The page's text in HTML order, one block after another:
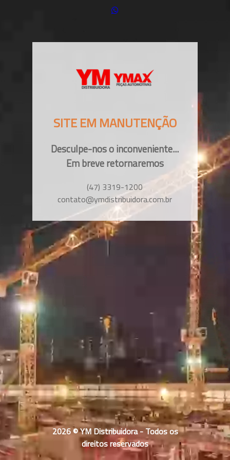
SITE EM MANUTENÇÃO
Desculpe-nos o inconveniente...
Em breve retornaremos
(47) 3319-1200
contato@ymdistribuidora.com.br
2026 © YM Distribuidora - Todos os
direitos reservados